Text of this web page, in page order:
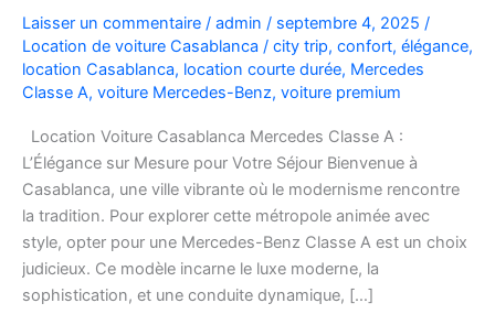
Laisser un commentaire / admin / septembre 4, 2025 /
Location de voiture Casablanca / city trip, confort, élégance,
location Casablanca, location courte durée, Mercedes
Classe A, voiture Mercedes-Benz, voiture premium
Location Voiture Casablanca Mercedes Classe A :
L’Élégance sur Mesure pour Votre Séjour Bienvenue à
Casablanca, une ville vibrante où le modernisme rencontre
la tradition. Pour explorer cette métropole animée avec
style, opter pour une Mercedes-Benz Classe A est un choix
judicieux. Ce modèle incarne le luxe moderne, la
sophistication, et une conduite dynamique, […]